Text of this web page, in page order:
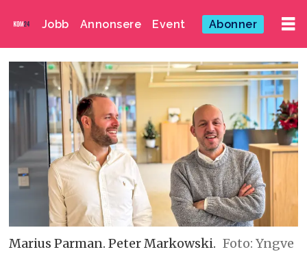
Jobb Annonsere Event Abonner
Marius Parman. Peter Markowski. Foto: Yngve